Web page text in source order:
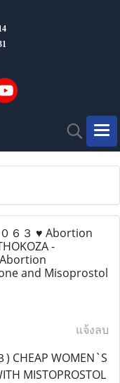
６３ ♥ Abortion
-
and Misoprostol
แจ้งลบ
) CHEAP WOMEN`S
MISTOPROSTOL